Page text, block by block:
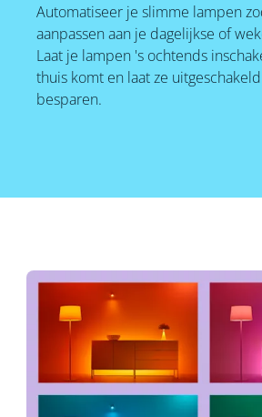
Automatiseer je slimme lampen
aanpassen aan je dagelijkse of
Laat je lampen 's ochtends
thuis komt en laat ze
besparen.